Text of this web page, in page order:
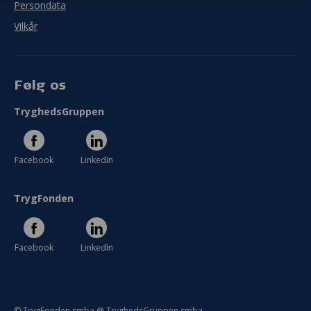
Persondata
Vilkår
Følg os
TryghedsGruppen
Facebook LinkedIn
TrygFonden
Facebook LinkedIn